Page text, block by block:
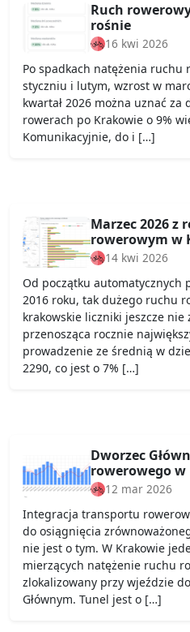
Ruch
rośnie
16 kwi 2026
Po spadkach natężenia ruchu
styczniu i lutym, wzrost w
kwartał 2026 można uznać za
rowerach po Krakowie o 9%
Komunikacyjnie, do i […]
Marzec 2026 z
rowerowym w
14 kwi 2026
Od początku automatycznych
2016 roku, tak dużego ruchu
krakowskie liczniki jeszcze nie
przenosząca rocznie
prowadzenie ze średnią w
2290, co jest o 7% […]
Dworzec
rowerowego
12 mar 2026
Integracja transportu
do osiągnięcia
nie jest o tym. W Krakowie
mierzących natężenie ruchu
zlokalizowany przy wjeździe
Głównym. Tunel jest o […]